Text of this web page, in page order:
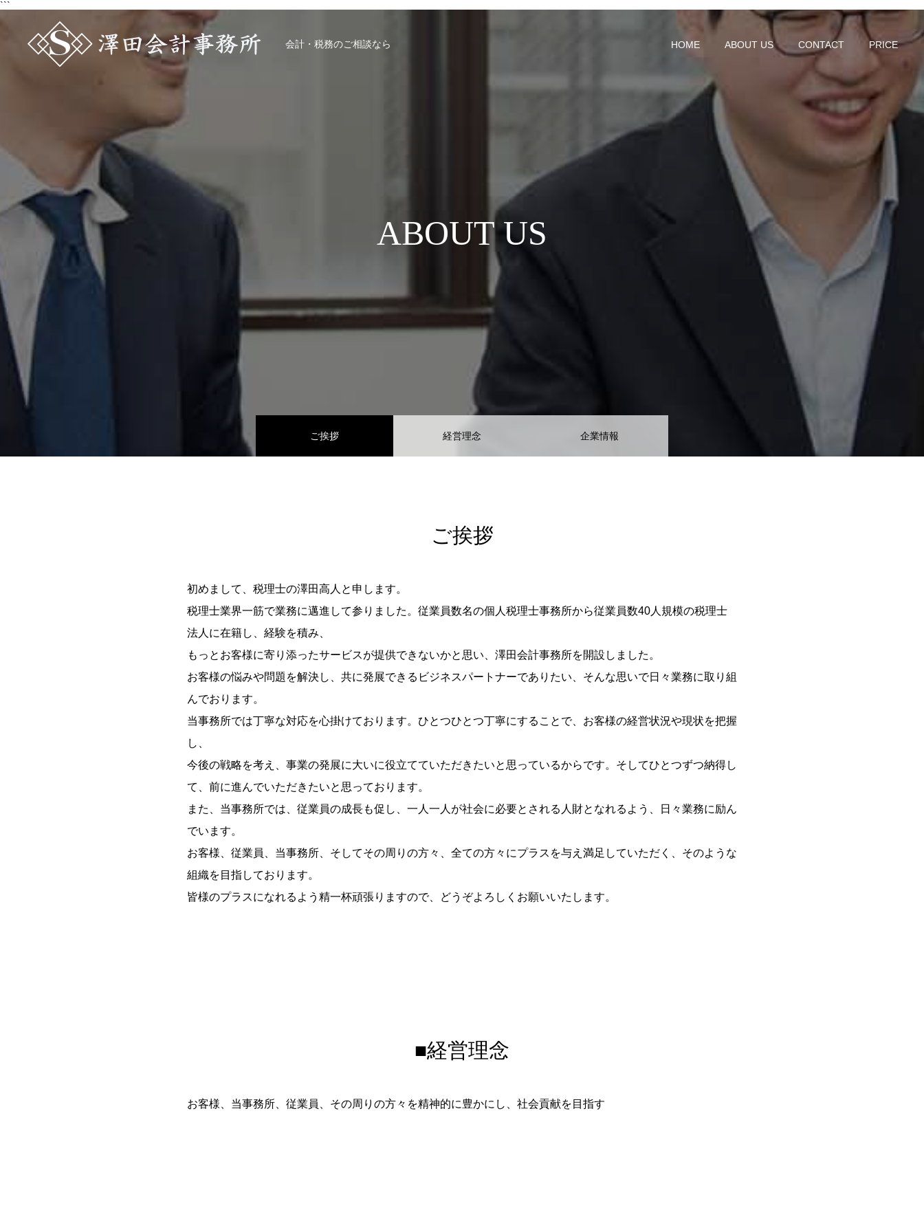
```
会計・税務のご相談なら HOME ABOUT US CONTACT PRICE
ABOUT US
ご挨拶 経営理念 企業情報
ご挨拶
初めまして、税理士の澤田高人と申します。
税理士業界一筋で業務に邁進して参りました。従業員数名の個人税理士事務所から従業員数40人規模の税理士
法人に在籍し、経験を積み、
もっとお客様に寄り添ったサービスが提供できないかと思い、澤田会計事務所を開設しました。
お客様の悩みや問題を解決し、共に発展できるビジネスパートナーでありたい、そんな思いで日々業務に取り組
んでおります。
当事務所では丁寧な対応を心掛けております。ひとつひとつ丁寧にすることで、お客様の経営状況や現状を把握
し、
今後の戦略を考え、事業の発展に大いに役立てていただきたいと思っているからです。そしてひとつずつ納得し
て、前に進んでいただきたいと思っております。
また、当事務所では、従業員の成長も促し、一人一人が社会に必要とされる人財となれるよう、日々業務に励ん
でいます。
お客様、従業員、当事務所、そしてその周りの方々、全ての方々にプラスを与え満足していただく、そのような
組織を目指しております。
皆様のプラスになれるよう精一杯頑張りますので、どうぞよろしくお願いいたします。
■経営理念
お客様、当事務所、従業員、その周りの方々を精神的に豊かにし、社会貢献を目指す